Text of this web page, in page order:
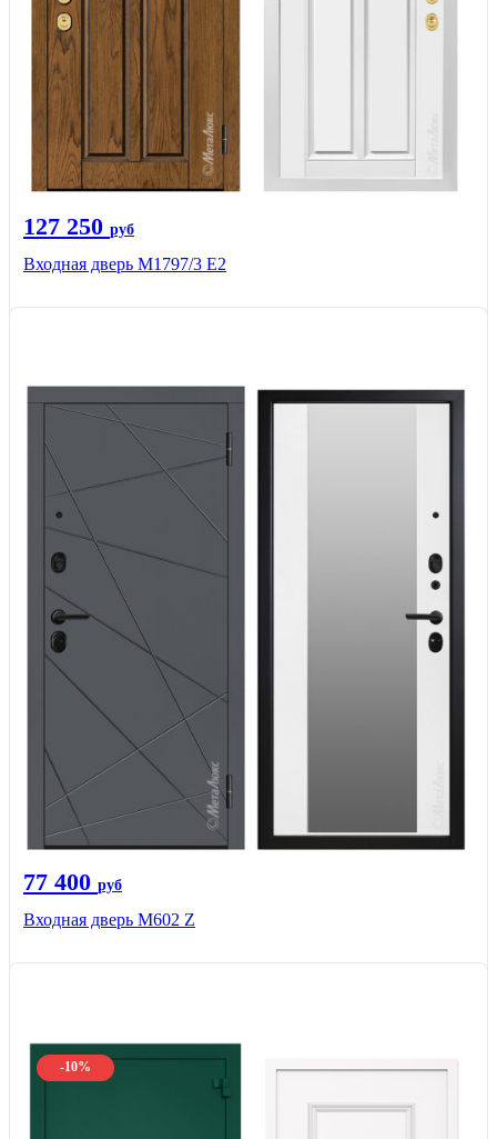
127 250 руб
Входная дверь М1797/3 Е2
77 400 руб
Входная дверь М602 Z
-10%